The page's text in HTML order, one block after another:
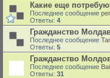
Какие еще
Последнее сообщение
Ответы: 4
Гражданство
Последнее сообщение
Ответы: 5
Гражданство
Последнее сообщение
Ответы: 31